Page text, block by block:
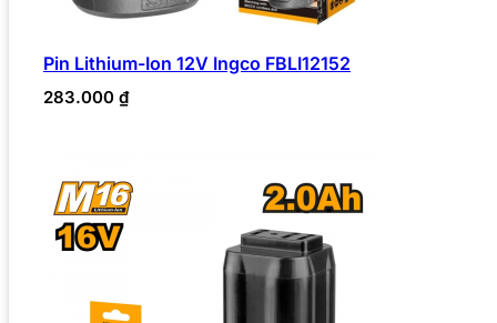
Pin Lithium-Ion 12V Ingco FBLI12152
283.000 ₫